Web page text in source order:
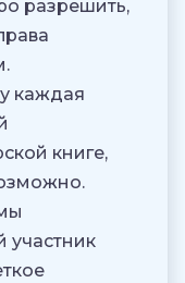
разрешить,
каждая
книге,
участник